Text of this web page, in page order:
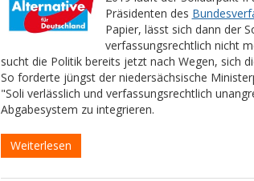
Präsidenten des
Papier, lässt sich dann der
verfassungsrechtlich nicht
sucht die Politik bereits jetzt nach Wegen, sich
So forderte jüngst der niedersächsische
"Soli verlässlich und verfassungsrechtlich
Abgabesystem zu integrieren.
Weiterlesen